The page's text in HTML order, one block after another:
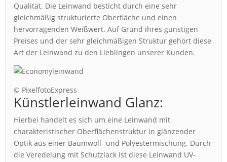
Qualität. Die Leinwand besticht durch eine sehr
gleichmäßig strukturierte Oberfläche und einen
hervorragenden Weißwert. Auf Grund ihres günstigen
Preises und der sehr gleichmäßigen Struktur gehört diese
Art der Leinwand zu den Lieblingen unserer Kunden.
© PixelfotoExpress
Künstlerleinwand Glanz:
Hierbei handelt es sich um eine Leinwand mit
charakteristischer Oberflächenstruktur in glänzender
Optik aus einer Baumwoll- und Polyestermischung. Durch
die Veredelung mit Schutzlack ist diese Leinwand UV-